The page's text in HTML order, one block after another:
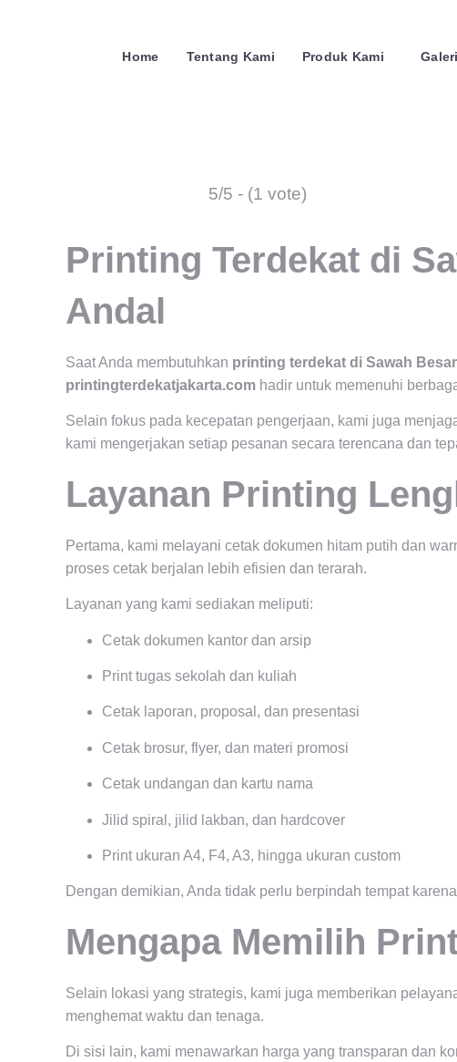
Home Tentang Kami Produk Kami Galeri
5/5 - (1 vote)
Printing Terdekat di
Andal
Saat Anda membutuhkan printing terdekat di Sawah Besar
printingterdekatjakarta.com hadir untuk memenuhi
Selain fokus pada kecepatan pengerjaan, kami juga
kami mengerjakan setiap pesanan secara terencana dan
Layanan Printing
Pertama, kami melayani cetak dokumen hitam putih dan
proses cetak berjalan lebih efisien dan terarah.
Layanan yang kami sediakan meliputi:
Cetak dokumen kantor dan arsip
Print tugas sekolah dan kuliah
Cetak laporan, proposal, dan presentasi
Cetak brosur, flyer, dan materi promosi
Cetak undangan dan kartu nama
Jilid spiral, jilid lakban, dan hardcover
Print ukuran A4, F4, A3, hingga ukuran custom
Dengan demikian, Anda tidak perlu berpindah tempat
Mengapa Memilih
Selain lokasi yang strategis, kami juga memberikan
menghemat waktu dan tenaga.
Di sisi lain, kami menawarkan harga yang transparan dan